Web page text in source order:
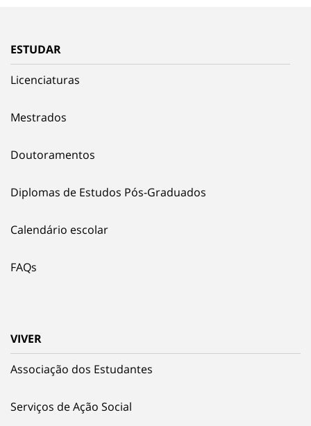
ESTUDAR
Licenciaturas
Mestrados
Doutoramentos
Diplomas de Estudos Pós-Graduados
Calendário escolar
FAQs
VIVER
Associação dos Estudantes
Serviços de Ação Social